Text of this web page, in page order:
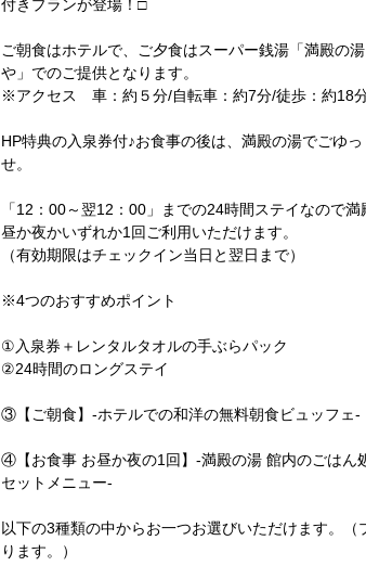
付きプランが登場！□
ご朝食はホテルで、ご夕食はスーパー銭湯「満殿の
や」でのご提供となります。
※アクセス 車：約５分/自転車：約7分/徒歩：約18
HP特典の入泉券付♪お食事の後は、満殿の湯でごゆ
せ。
「12：00～翌12：00」までの24時間ステイなので
昼か夜かいずれか1回ご利用いただけます。
（有効期限はチェックイン当日と翌日まで）
※4つのおすすめポイント
①入泉券＋レンタルタオルの手ぶらパック
②24時間のロングステイ
③【ご朝食】-ホテルでの和洋の無料朝食ビュッフェ-
④【お食事 お昼か夜の1回】-満殿の湯 館内のごはん
セットメニュー-
以下の3種類の中からお一つお選びいただけます。（
ります。）